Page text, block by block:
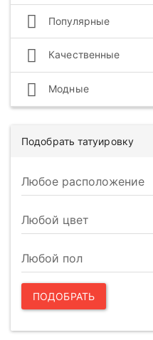
Популярные
Качественные
Модные
Подобрать татуировку
ПОДОБРАТЬ